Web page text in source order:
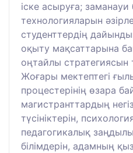
іске асыруға; заманауи
технологияларын
студенттердің
оқыту мақсаттарына
оңтайлы стратегиясын
Жоғары мектептегі
процестерінің өзара
магистранттардың
түсініктерін,
педагогикалық
білімдерін, адамның